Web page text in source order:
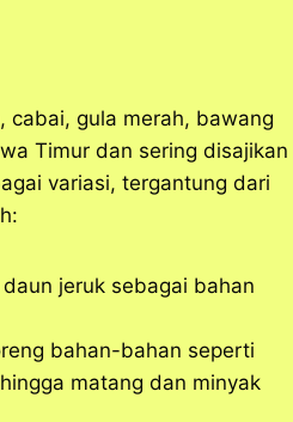
cabai, gula merah, bawang
Timur dan sering disajikan
variasi, tergantung dari
jeruk sebagai bahan
bahan-bahan seperti
matang dan minyak